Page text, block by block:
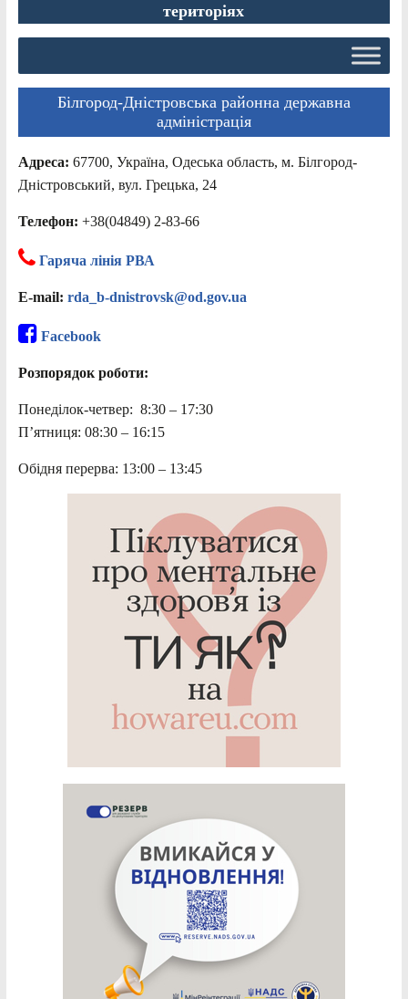
територіях
Білгород-Дністровська районна державна
адміністрація
Адреса: 67700, Україна, Одеська область, м. Білгород-
Дністровський, вул. Грецька, 24
Телефон: +38(04849) 2-83-66
Гаряча лінія РВА
E-mail: rda_b-dnistrovsk@od.gov.ua
Facebook
Розпорядок роботи:
Понеділок-четвер: 8:30 – 17:30
П’ятниця: 08:30 – 16:15
Обідня перерва: 13:00 – 13:45